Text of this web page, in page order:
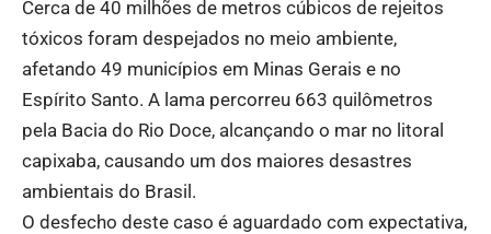
Cerca de 40 milhões de metros cúbicos de rejeitos
tóxicos foram despejados no meio ambiente,
afetando 49 municípios em Minas Gerais e no
Espírito Santo. A lama percorreu 663 quilômetros
pela Bacia do Rio Doce, alcançando o mar no litoral
capixaba, causando um dos maiores desastres
ambientais do Brasil.
O desfecho deste caso é aguardado com expectativa,